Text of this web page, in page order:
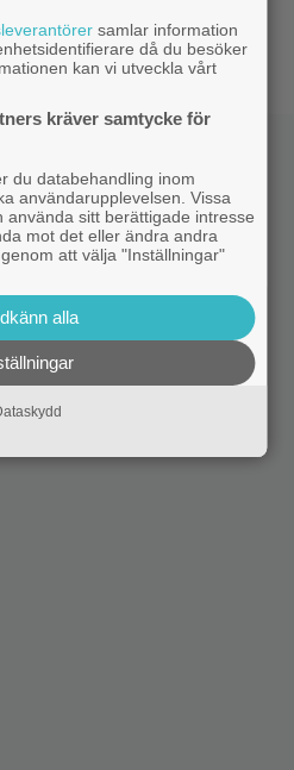
David Finchers
spinoff
samlar information
då du besöker
kan vi utveckla vårt
kräver samtycke för
du databehandling inom
användarupplevelsen. Vissa
sitt berättigade intresse
mot det eller ändra andra
att välja "Inställningar"
alla